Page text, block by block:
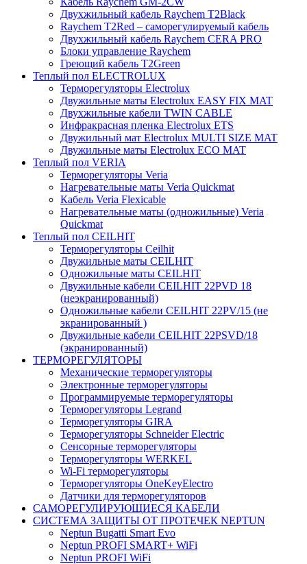
Двухжильный кабель Raychem T2Black
Raychem T2Red – саморегулируемый кабель
Двухжильный кабель Raychem CERA PRO
Блоки управление Raychem
Греющий кабель T2Green
Теплый пол ELECTROLUX
Терморегуляторы Electrolux
Двужильные маты Electrolux EASY FIX MAT
Двухжильные кабели TWIN CABLE
Инфракрасная пленка Electrolux ETS
Двужильный мат Electrolux MULTI SIZE MAT
Двужильные маты Electrolux ECO MAT
Теплый пол VERIA
Терморегуляторы Veria
Нагревательные маты Veria Quickmat
Кабель Veria Flexicable
Нагревательные маты (одножильные) Veria
Quickmat
Теплый пол CEILHIT
Терморегуляторы Ceilhit
Двужильные маты CEILHIT
Одножильные маты CEILHIT
Двужильные кабели CEILHIT 22PVD 18
(неэкранированный)
Одножильные кабели CEILHIT 22PV/15 (не
экранированный )
Двужильные кабели CEILHIT 22PSVD/18
(экранированный)
ТЕРМОРЕГУЛЯТОРЫ
Механические терморегуляторы
Электронные терморегуляторы
Программируемые терморегуляторы
Терморегуляторы Legrand
Терморегуляторы GIRA
Терморегуляторы Schneider Electric
Сенсорные терморегуляторы
Терморегуляторы WERKEL
Wi-Fi терморегуляторы
Терморегуляторы OneKeyElectro
Датчики для терморегуляторов
САМОРЕГУЛИРУЮЩИЕСЯ КАБЕЛИ
СИСТЕМА ЗАЩИТЫ ОТ ПРОТЕЧЕК NEPTUN
Neptun Bugatti Smart Evo
Neptun PROFI SMART+ WiFi
Neptun PROFI WiFi